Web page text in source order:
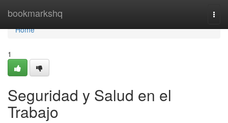
bookmarkshq
Home
Home
1
Seguridad y Salud en el
Trabajo